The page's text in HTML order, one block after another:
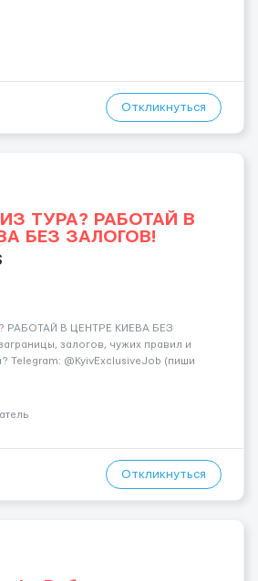
каждой смены — 🏠 Шика...
Откликнуться
ТУРА? РАБОТАЙ В
БЕЗ ЗАЛОГОВ!
РАБОТАЙ В ЦЕНТРЕ КИЕВА БЕЗ
залогов, чужих правил и
Telegram: @KyivExclusiveJob (пиши
работать в эскорте или в
(н...
Откликнуться